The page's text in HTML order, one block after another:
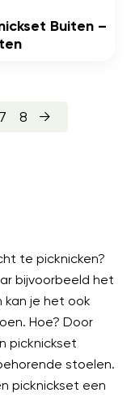
Buiten –
7 8 →
te picknicken?
bijvoorbeeld het
je het ook
Hoe? Door
picknickset
stoelen.
picknickset een